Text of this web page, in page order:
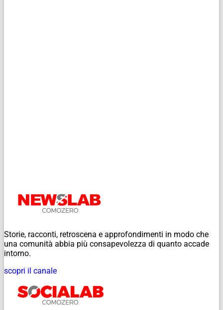
Storie, racconti, retroscena e approfondimenti in modo che
una comunità abbia più consapevolezza di quanto accade
intorno.
scopri il canale